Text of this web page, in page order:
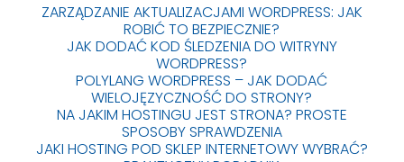
ZARZĄDZANIE AKTUALIZACJAMI WORDPRESS: JAK
ROBIĆ TO BEZPIECZNIE?
JAK DODAĆ KOD ŚLEDZENIA DO WITRYNY
WORDPRESS?
POLYLANG WORDPRESS – JAK DODAĆ
WIELOJĘZYCZNOŚĆ DO STRONY?
NA JAKIM HOSTINGU JEST STRONA? PROSTE
SPOSOBY SPRAWDZENIA
JAKI HOSTING POD SKLEP INTERNETOWY WYBRAĆ?